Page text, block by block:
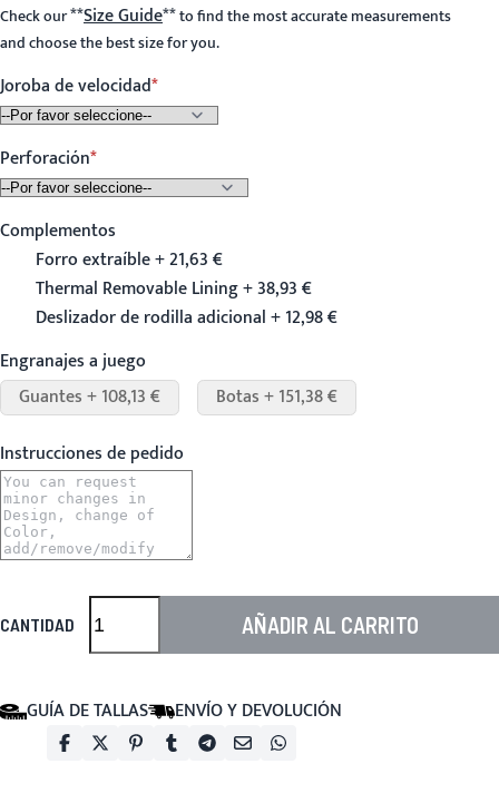
Check our**Size Guide**to find the most accurate measurements
and choose the best size for you.
Joroba de velocidad
Perforación
Complementos
Forro extraíble + 21,63 €
Thermal Removable Lining + 38,93 €
Deslizador de rodilla adicional + 12,98 €
Engranajes a juego
Guantes + 108,13 €
Botas + 151,38 €
Instrucciones de pedido
CANTIDAD AÑADIR AL CARRITO
GUÍA DE TALLAS ENVÍO Y DEVOLUCIÓN